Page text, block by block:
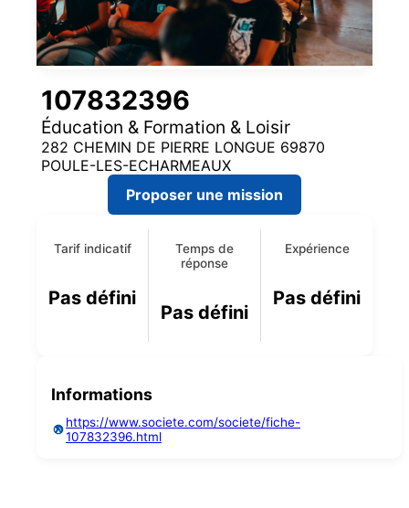
107832396
Éducation & Formation & Loisir
282 CHEMIN DE PIERRE LONGUE 69870
POULE-LES-ECHARMEAUX
Proposer une mission
Tarif indicatif
Pas défini
Temps de
réponse
Pas défini
Expérience
Pas défini
Informations
https://www.societe.com/societe/fiche-
107832396.html